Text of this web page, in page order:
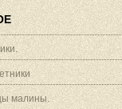
малины.